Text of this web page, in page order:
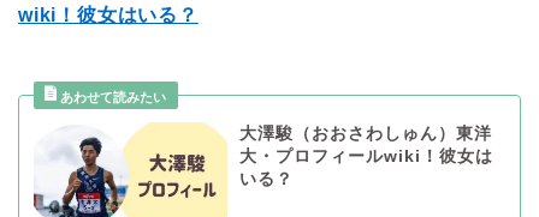
wiki！彼女はいる？
大澤駿（おおさわしゅん）東洋
大・プロフィールwiki！彼女は
いる？